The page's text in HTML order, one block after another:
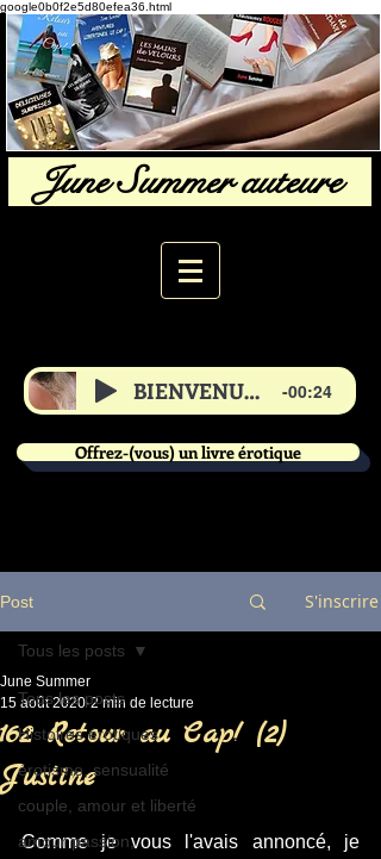
google0b0f2e5d80efea36.html
June Summer auteure
BIENVENUE de June -00:24
Offrez-(vous) un livre érotique
Post S'inscrire
Tous les posts
Histoires érotiques
érotisme, sensualité
couple, amour et liberté
amour passion,
Tous les posts
162 Retour au Cap! (2)
Justine
June Summer
15 août 2020 2 min de lecture
Comme je vous l'avais annoncé, je